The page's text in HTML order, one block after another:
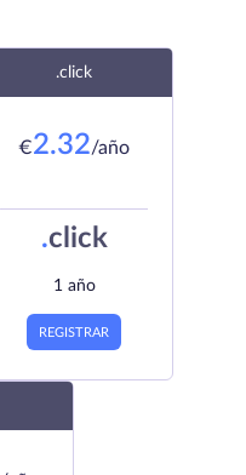
.click
€2.32/año
.click
1 año
REGISTRAR